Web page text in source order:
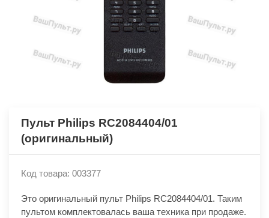
Пульт Philips RC2084404/01
(оригинальный)
Код товара: 003377
Это оригинальный пульт Philips RC2084404/01. Таким
пультом комплектовалась ваша техника при продаже.